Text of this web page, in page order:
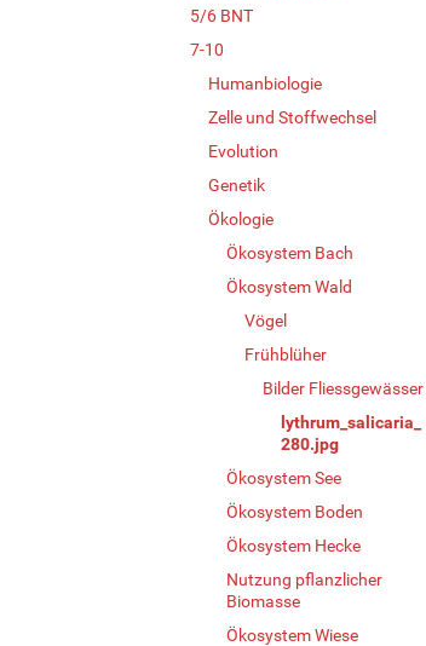
5/6 BNT
7-10
Humanbiologie
Zelle und Stoffwechsel
Evolution
Genetik
Ökologie
Ökosystem Bach
Ökosystem Wald
Vögel
Frühblüher
Bilder Fliessgewässer
lythrum_salicaria_
280.jpg
Ökosystem See
Ökosystem Boden
Ökosystem Hecke
Nutzung pflanzlicher
Biomasse
Ökosystem Wiese